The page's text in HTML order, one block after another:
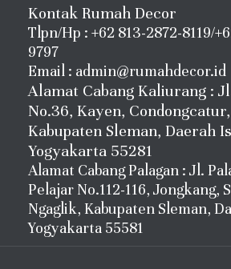
Kontak Rumah Decor
Tlpn/Hp : +62 813-2872-8119/
9797
Email : admin@rumahdecor.id
Alamat Cabang Kaliurang :
No.36, Kayen,
Kabupaten Sleman, Daerah
Yogyakarta 55281
Alamat Cabang Palagan : Jl.
Pelajar No.112-116, Jongkang,
Ngaglik, Kabupaten Sleman,
Yogyakarta 55581